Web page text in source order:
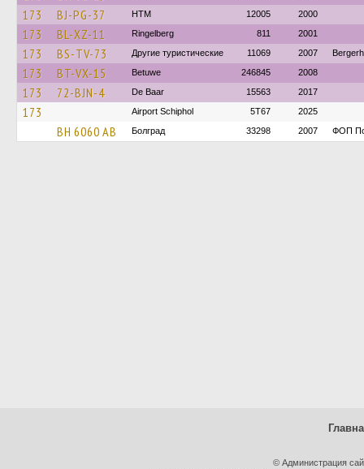
173 BJ-PG-37 HTM 12005 2000
173 BL-XZ-11 Ringelberg 811 2001
173 BS-TV-73 Другие туристические 11069 2007
173 BT-VX-15 Betuwe 246845 2008
173 72-BJN-4 De Baar 15563 2017
173 Airport Schiphol 5T67 2025
BH 6060 AB Болград 33298 2007 ФОП
© Администрация